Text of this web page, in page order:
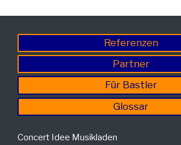
Referenzen
Partner
Für Bastler
Glossar
Concert Idee Musikladen